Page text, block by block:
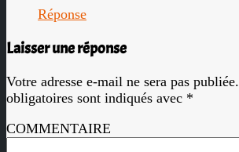
Réponse
Laisser une réponse
Votre adresse e-mail ne sera pas publiée.
obligatoires sont indiqués avec *
COMMENTAIRE